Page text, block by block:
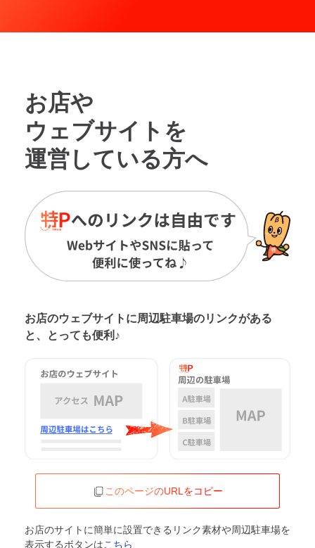
お店や
ウェブサイトを
運営している方へ
お店のウェブサイトに周辺駐車場のリンクがある
と、とっても便利♪
このページのURLをコピー
お店のサイトに簡単に設置できるリンク素材や周辺駐車場を
表示するボタンはこちら